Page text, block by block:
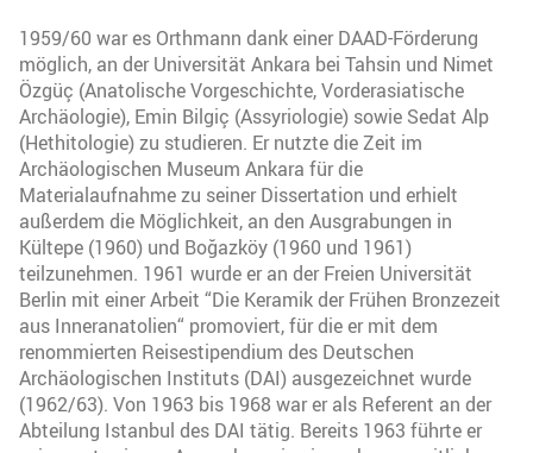
1959/60 war es Orthmann dank einer DAAD-Förderung
möglich, an der Universität Ankara bei Tahsin und Nimet
Özgüç (Anatolische Vorgeschichte, Vorderasiatische
Archäologie), Emin Bilgiç (Assyriologie) sowie Sedat Alp
(Hethitologie) zu studieren. Er nutzte die Zeit im
Archäologischen Museum Ankara für die
Materialaufnahme zu seiner Dissertation und erhielt
außerdem die Möglichkeit, an den Ausgrabungen in
Kültepe (1960) und Boğazköy (1960 und 1961)
teilzunehmen. 1961 wurde er an der Freien Universität
Berlin mit einer Arbeit “Die Keramik der Frühen Bronzezeit
aus Inneranatolien“ promoviert, für die er mit dem
renommierten Reisestipendium des Deutschen
Archäologischen Instituts (DAI) ausgezeichnet wurde
(1962/63). Von 1963 bis 1968 war er als Referent an der
Abteilung Istanbul des DAI tätig. Bereits 1963 führte er